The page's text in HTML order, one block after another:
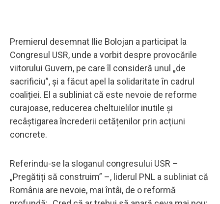
Premierul desemnat Ilie Bolojan a participat la
Congresul USR, unde a vorbit despre provocările
viitorului Guvern, pe care îl consideră unul „de
sacrificiu”, și a făcut apel la solidaritate în cadrul
coaliției. El a subliniat că este nevoie de reforme
curajoase, reducerea cheltuielilor inutile și
recâștigarea încrederii cetățenilor prin acțiuni
concrete.
Referindu-se la sloganul congresului USR –
„Pregătiți să construim” –, liderul PNL a subliniat că
România are nevoie, mai întâi, de o reformă